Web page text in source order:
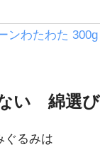
ンわたわた
い 綿選び
ぐるみは